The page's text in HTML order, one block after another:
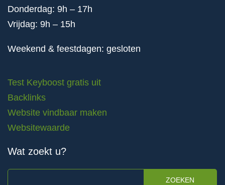
Donderdag: 9h – 17h
Vrijdag: 9h – 15h
Weekend & feestdagen: gesloten
Test Keyboost gratis uit
Backlinks
Website vindbaar maken
Websitewaarde
Wat zoekt u?
ZOEKEN